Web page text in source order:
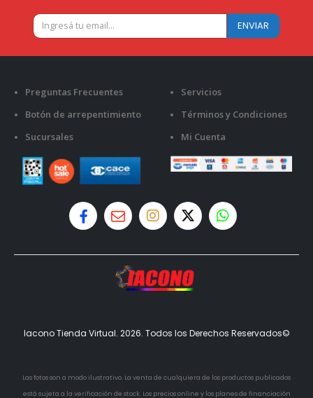
Preguntas Frecuentes
Botón de arrepentimiento
Sucursales
Servicios
Términos y Condiciones
Mi Cuenta
Iacono Tienda Virtual. 2026. Todos los Derechos Reservados©
Las fotos son a modo ilustrativo. La venta de cualquiera de los productos publicados
está sujeta a la verificación de stock. Los precios online y los planes de financiación